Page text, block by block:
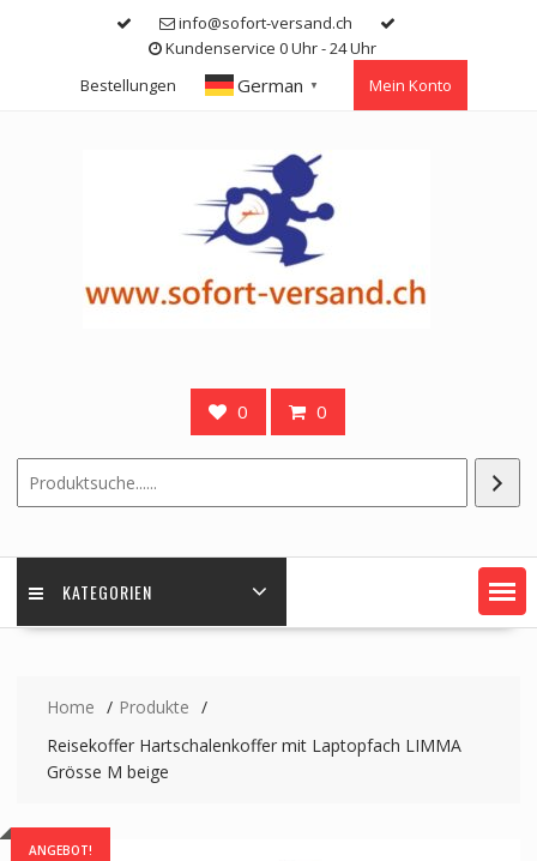
info@sofort-versand.ch
Kundenservice 0 Uhr - 24 Uhr
Bestellungen
German ▼ Mein Konto
0 0
KATEGORIEN
Home
Produkte
Reisekoffer Hartschalenkoffer mit Laptopfach LIMMA
Grösse M beige
ANGEBOT!